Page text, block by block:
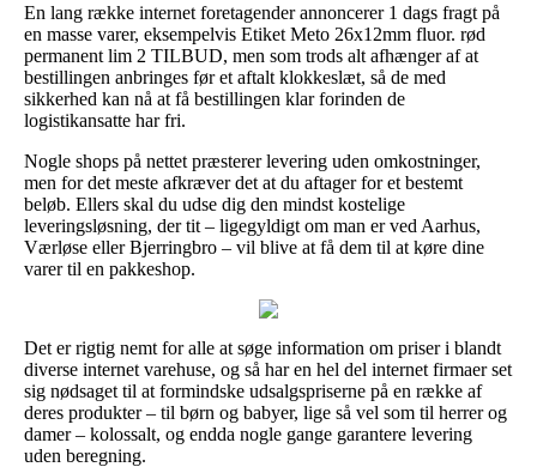
En lang række internet foretagender annoncerer 1 dags fragt på
en masse varer, eksempelvis Etiket Meto 26x12mm fluor. rød
permanent lim 2 TILBUD, men som trods alt afhænger af at
bestillingen anbringes før et aftalt klokkeslæt, så de med
sikkerhed kan nå at få bestillingen klar forinden de
logistikansatte har fri.
Nogle shops på nettet præsterer levering uden omkostninger,
men for det meste afkræver det at du aftager for et bestemt
beløb. Ellers skal du udse dig den mindst kostelige
leveringsløsning, der tit – ligegyldigt om man er ved Aarhus,
Værløse eller Bjerringbro – vil blive at få dem til at køre dine
varer til en pakkeshop.
Det er rigtig nemt for alle at søge information om priser i blandt
diverse internet varehuse, og så har en hel del internet firmaer set
sig nødsaget til at formindske udsalgspriserne på en række af
deres produkter – til børn og babyer, lige så vel som til herrer og
damer – kolossalt, og endda nogle gange garantere levering
uden beregning.